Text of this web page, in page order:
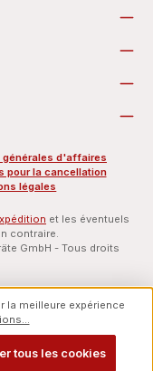
générales d'affaires
pour la cancellation
légales
et les éventuels
contraire.
GmbH - Tous droits
la meilleure expérience
tous les cookies